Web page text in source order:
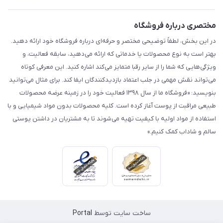
مختصری درباره فروشگاه
در این بخش، لطفاً توضیحی مختصر و حرفه‌ای درباره فروشگاه خود ارائه دهید.
بهتر است به نوع محصولات یا خدماتی که ارائه می‌دهید، سابقه فعالیت، و
ویژگی‌هایی که شما را از سایر رقبا متمایز می‌کند اشاره کنید. این معرفی کوتاه
می‌تواند نقش مهمی در جلب اعتماد بازدیدکنندگان ایفا کند. برای مثال می‌توانید
بنویسید: «فروشگاه ما از سال ۱۳۹۸ فعالیت خود را در زمینه عرضه محصولات
طبیعی مراقبت از پوست آغاز کرده است. کلیه محصولات بدون مواد شیمیایی و با
استفاده از مواد اولیه با کیفیت تهیه می‌شوند تا به مشتریان در داشتن پوستی
سالم و شاداب کمک کنیم.»
ساخت سایت توسط Portal